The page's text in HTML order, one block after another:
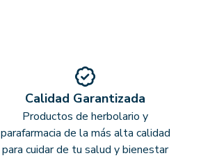
Calidad Garantizada
Productos de herbolario y
parafarmacia de la más alta calidad
para cuidar de tu salud y bienestar